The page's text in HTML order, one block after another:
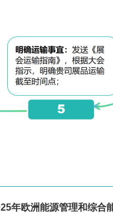
年欧洲能源管理和综合